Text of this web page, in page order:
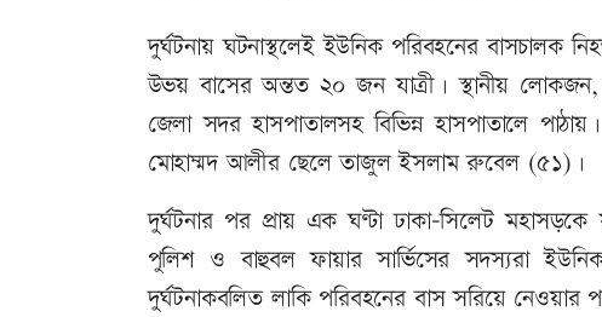
দুর্ঘটনায় ঘটনাস্থলেই ইউনিক পরিবহনের
উভয় বাসের অন্তত ২০ জন যাত্রী। স্থানীয়
জেলা সদর হাসপাতালসহ বিভিন্ন হাসপাতালে
মোহাম্মদ আলীর ছেলে তাজুল ইসলাম রুবেল (৫১)।
দুর্ঘটনার পর প্রায় এক ঘণ্টা ঢাকা-সিলেট
পুলিশ ও বাহুবল ফায়ার সার্ভিসের সদস্যরা
দুর্ঘটনাকবলিত লাকি পরিবহনের বাস সরিয়ে নেওয়ার